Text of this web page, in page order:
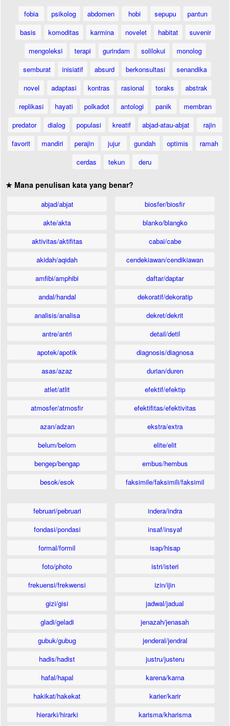
fobia psikolog abdomen hobi sepupu
pantun
basis
komoditas karmina novelet habitat
suvenir
mengoleksi
terapi gurindam solilokui
monolog
semburat
inisiatif absurd berkonsultasi
senandika
novel
adaptasi kontras rasional toraks
abstrak
replikasi
hayati polkadot antologi panik
membran
predator
dialog populasi kreatif abjad-atau-abjat
rajin
favorit
mandiri perajin jujur gundah optimis
ramah
cerdas
tekun deru
★ Mana penulisan kata yang benar?
abjad/abjat
akte/akta
aktivitas/aktifitas
akidah/aqidah
amfibi/amphibi
andal/handal
analisis/analisa
antre/antri
apotek/apotik
asas/azaz
atlet/atlit
atmosfer/atmosfir
azan/adzan
belum/belom
bengep/bengap
besok/esok
biosfer/biosfir
blanko/blangko
cabai/cabe
cendekiawan/cendikiawan
daftar/daptar
dekoratif/dekoratip
dekret/dekrit
detail/detil
diagnosis/diagnosa
durian/duren
efektif/efektip
efektifitas/efektivitas
ekstra/extra
elite/elit
embus/hembus
faksimile/faksimili/faksimil
februari/pebruari
fondasi/pondasi
formal/formil
foto/photo
frekuensi/frekwensi
gizi/gisi
gladi/geladi
gubuk/gubug
hadis/hadist
hafal/hapal
hakikat/hakekat
hierarki/hirarki
indera/indra
insaf/insyaf
isap/hisap
istri/isteri
izin/ijin
jadwal/jadual
jenazah/jenasah
jenderal/jendral
justru/justeru
karena/karna
karier/karir
karisma/kharisma